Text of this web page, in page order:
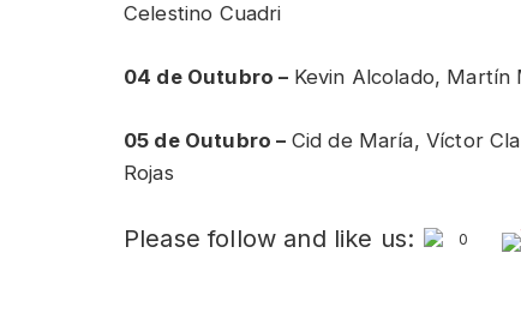
Celestino Cuadri
04 de Outubro – Kevin Alcolado, Martín
05 de Outubro – Cid de María, Víctor
Rojas
Please follow and like us: 0